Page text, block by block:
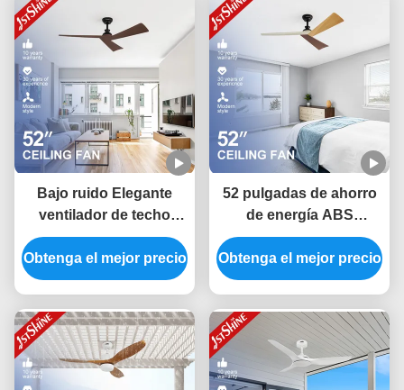
Bajo ruido Elegante
ventilador de techo
negro con cuchillas de
madera oscura y tipo de
interruptor de control
Obtenga el mejor precio
52 pulgadas de ahorro
de energía ABS
ventilador de techo de
cuchilla con control
inteligente APP y
Obtenga el mejor precio